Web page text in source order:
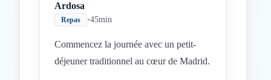
Ardosa
Repas •45min
Commencez la journée avec un petit-
déjeuner traditionnel au cœur de Madrid.